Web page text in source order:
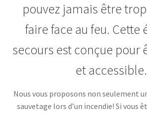
pouvez jamais être
faire face au feu. Cette
secours est conçue pour
et accessible.
Nous vous proposons non seulement
sauvetage lors d’un incendie! Si vous